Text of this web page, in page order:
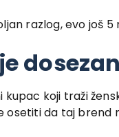
razlog, evo još
kupac koji traži
osetiti da taj brend